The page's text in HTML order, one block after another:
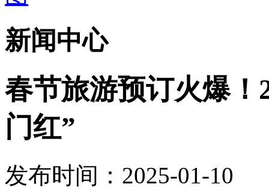
新闻中心
春节旅游预订火爆！
门红”
发布时间：2025-01-10